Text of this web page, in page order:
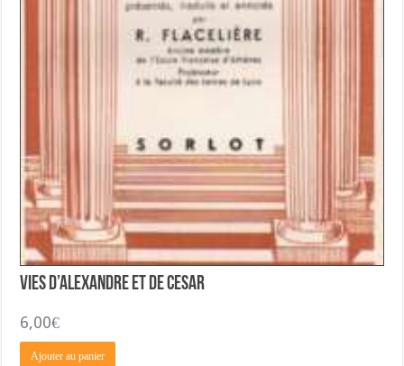
Vies D’Alexandre et de Cesar
6,00€
Ajouter au panier